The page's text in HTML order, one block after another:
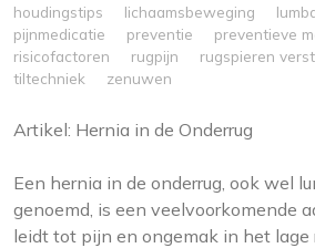
houdingstips
lichaamsbeweging
pijnmedicatie
preventie
preventieve
risicofactoren
rugpijn rugspieren
tiltechniek
zenuwen
Artikel: Hernia in de Onderrug
Een hernia in de onderrug, ook wel
genoemd, is een veelvoorkomende
leidt tot pijn en ongemak in het lage